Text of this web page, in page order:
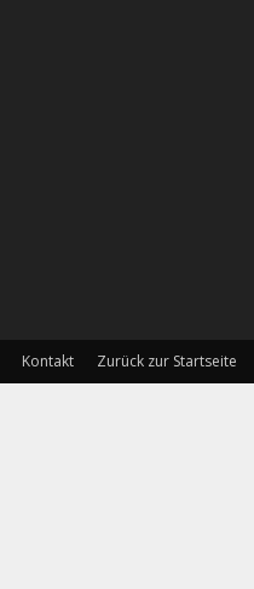
Kontakt Zurück zur Startseite